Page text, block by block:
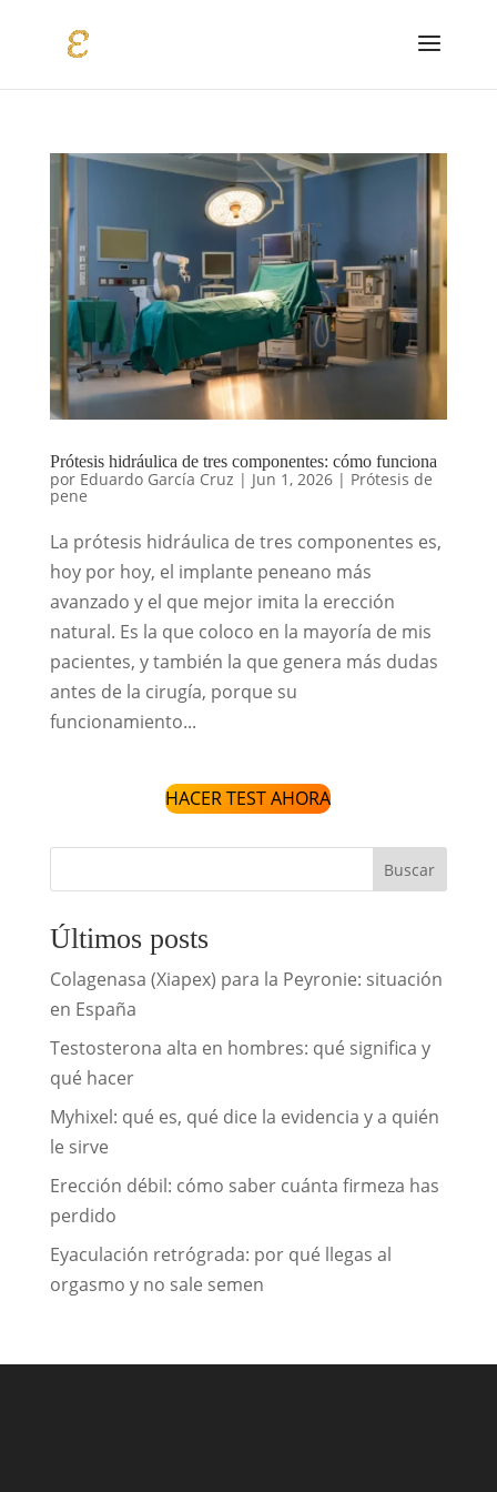
Prótesis hidráulica de tres componentes: cómo funciona
por Eduardo García Cruz | Jun 1, 2026| Prótesis de
pene
La prótesis hidráulica de tres componentes es,
hoy por hoy, el implante peneano más
avanzado y el que mejor imita la erección
natural. Es la que coloco en la mayoría de mis
pacientes, y también la que genera más dudas
antes de la cirugía, porque su
funcionamiento...
HACER TEST AHORA
Buscar
Últimos posts
Colagenasa (Xiapex) para la Peyronie: situación
en España
Testosterona alta en hombres: qué significa y
qué hacer
Myhixel: qué es, qué dice la evidencia y a quién
le sirve
Erección débil: cómo saber cuánta firmeza has
perdido
Eyaculación retrógrada: por qué llegas al
orgasmo y no sale semen